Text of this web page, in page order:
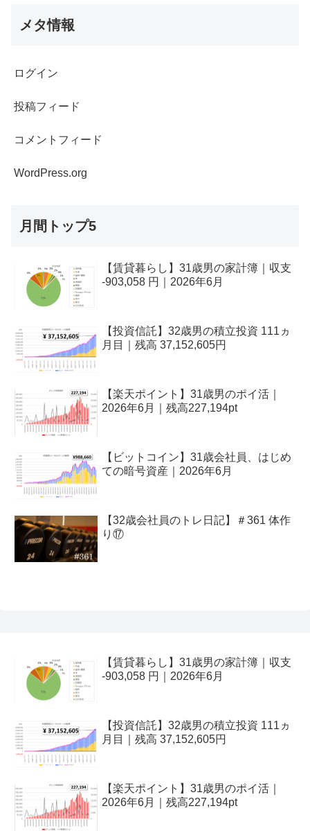
メタ情報
ログイン
投稿フィード
コメントフィード
WordPress.org
月間トップ5
【賃貸暮らし】31歳男の家計簿｜収支
-903,058 円｜2026年6月
【投資信託】32歳男の積立投資 111ヵ
月目｜残高 37,152,605円
【楽天ポイント】31歳男のポイ活｜
2026年6月｜残高227,194pt
【ビットコイン】31歳会社員、はじめ
ての暗号資産｜2026年6月
【32歳会社員のトレ日記】＃361 体作
り⑰
【賃貸暮らし】31歳男の家計簿｜収支
-903,058 円｜2026年6月
【投資信託】32歳男の積立投資 111ヵ
月目｜残高 37,152,605円
【楽天ポイント】31歳男のポイ活｜
2026年6月｜残高227,194pt